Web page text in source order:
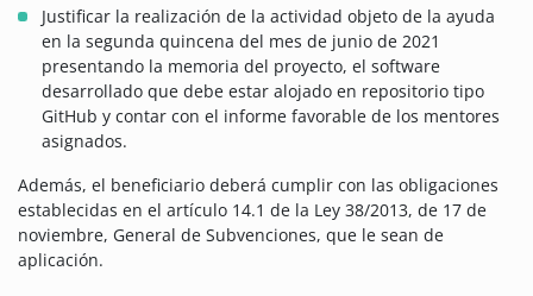
Justificar la realización de la actividad objeto de la ayuda
en la segunda quincena del mes de junio de 2021
presentando la memoria del proyecto, el software
desarrollado que debe estar alojado en repositorio tipo
GitHub y contar con el informe favorable de los mentores
asignados.
Además, el beneficiario deberá cumplir con las obligaciones
establecidas en el artículo 14.1 de la Ley 38/2013, de 17 de
noviembre, General de Subvenciones, que le sean de
aplicación.